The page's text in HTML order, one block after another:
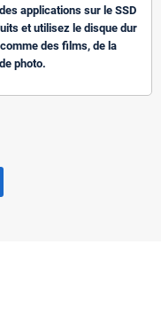
applications sur le SSD
et utilisez le disque dur
des films, de la
photo.